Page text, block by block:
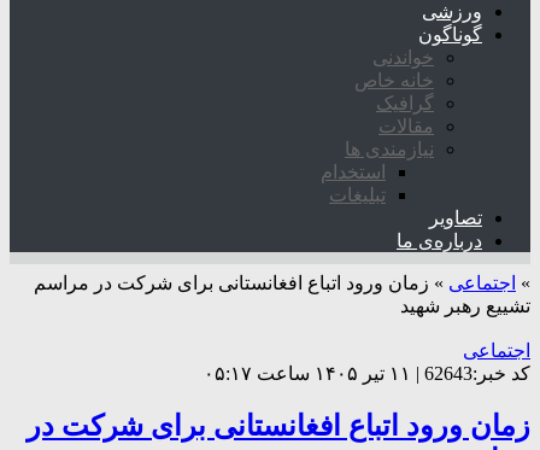
ورزشی
گوناگون
خواندنی
خانه خاص
گرافیک
مقالات
نیازمندی ها
استخدام
تبلیغات
تصاویر
درباره‌ی ما
» اجتماعی » زمان ورود اتباع افغانستانی برای شرکت در مراسم
تشییع رهبر شهید
اجتماعی
کد خبر:62643 | ۱۱ تیر ۱۴۰۵ ساعت ۰۵:۱۷
زمان ورود اتباع افغانستانی برای شرکت در